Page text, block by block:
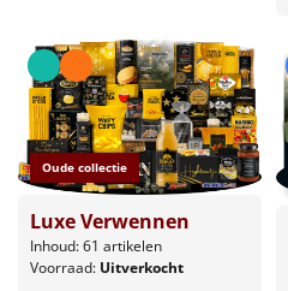
Wake up light
NIEUW
Borrelplank
Warmtekussen
NIEUW
Slowcooker POPULAIR
Oude collectie
Luxe Verwennen
Inhoud: 61 artikelen
Voorraad: Uitverkocht